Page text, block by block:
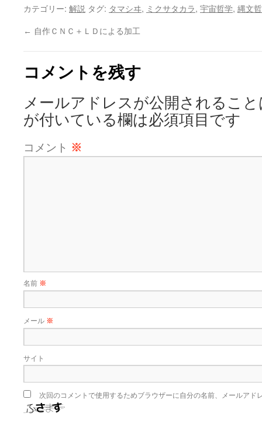
カテゴリー: 解説 タグ: タマシヰ, ミクサタカラ, 宇宙哲学, 縄文
← 自作ＣＮＣ＋ＬＤによる加工
コメントを残す
メールアドレスが公開されるこ
が付いている欄は必須項目です
コメント ※
名前 ※
メール ※
サイト
次回のコメントで使用するためブラウザーに自分の名前、メールアド